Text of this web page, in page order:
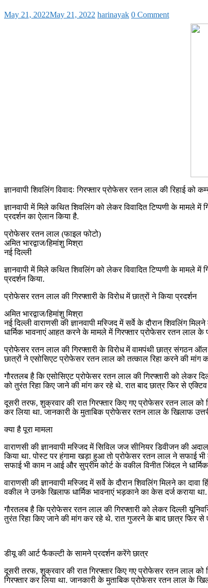
May 21, 2022May 21, 2022 harinayak 0 Comment
ज्ञानवापी शिवलिंग विवादः गिरफ्तार प्रोफेसर रतन लाल की रिहाई को
ज्ञानवापी में मिले कथित शिवलिंग को लेकर विवादित टिप्पणी के मामले
प्रदर्शन का ऐलान किया है.
प्रोफेसर रतन लाल (फाइल फोटो)
अमित भारद्वाज/हिमांशु मिश्रा
नई दिल्ली
ज्ञानवापी में मिले कथित शिवलिंग को लेकर विवादित टिप्पणी के
प्रदर्शन किया.
प्रोफेसर रतन लाल की गिरफ्तारी के विरोध में छात्रों ने किया प्रदर्शन
अमित भारद्वाज/हिमांशु मिश्रा
नई दिल्ली वाराणसी की ज्ञानवापी मस्जिद में सर्वे के दौरान
धार्मिक भावनाएं आहत करने के मामले में गिरफ्तार प्रोफेसर रतन लाल
प्रोफेसर रतन लाल की गिरफ्तारी के विरोध में वामपंथी छात्र संगठन
छात्रों ने एसोसिएट प्रोफेसर रतन लाल को तत्काल रिहा करने की मांग
गौरतलब है कि एसोसिएट प्रोफेसर रतन लाल की गिरफ्तारी को लेकर
को तुरंत रिहा किए जाने की मांग कर रहे थे. रात बाद छात्र फिर से एक्टिव
दूसरी तरफ, शुक्रवार की रात गिरफ्तार किए गए प्रोफेसर रतन लाल
कर लिया था. जानकारी के मुताबिक प्रोफेसर रतन लाल के खिलाफ
क्या है पूरा मामला
वाराणसी की ज्ञानवापी मस्जिद में सिविल जज सीनियर डिवीजन की
किया था. पोस्ट पर हंगामा खड़ा हुआ तो प्रोफेसर रतन लाल ने सफाई
सफाई भी काम न आई और सुप्रीम कोर्ट के वकील विनीत जिंदल ने
वाराणसी की ज्ञानवापी मस्जिद में सर्वे के दौरान शिवलिंग मिलने का
वकील ने उनके खिलाफ धार्मिक भावनाएं भड़काने का केस दर्ज कराया
गौरतलब है कि प्रोफेसर रतन लाल की गिरफ्तारी को लेकर दिल्ली
तुरंत रिहा किए जाने की मांग कर रहे थे. रात गुजरने के बाद छात्र फिर से
डीयू की आर्ट फैकल्टी के सामने प्रदर्शन करेंगे छात्र
दूसरी तरफ, शुक्रवार की रात गिरफ्तार किए गए प्रोफेसर रतन लाल
गिरफ्तार कर लिया था. जानकारी के मुताबिक प्रोफेसर रतन लाल के